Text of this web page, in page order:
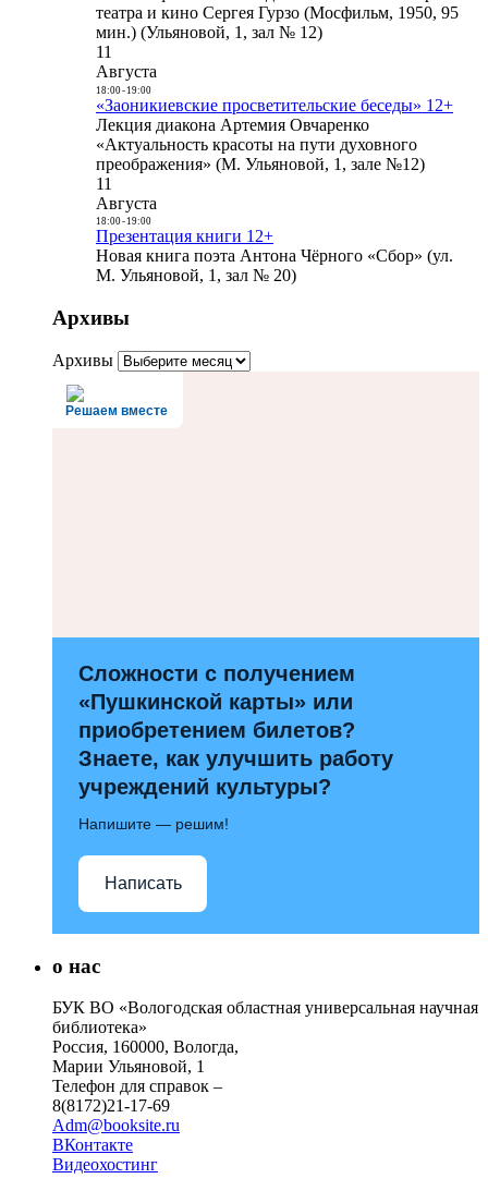
театра и кино Сергея Гурзо (Мосфильм, 1950, 95
мин.) (Ульяновой, 1, зал № 12)
11
Августа
18:00- 19:00
«Заоникиевские просветительские беседы» 12+
Лекция диакона Артемия Овчаренко
«Актуальность красоты на пути духовного
преображения» (М. Ульяновой, 1, зале №12)
11
Августа
18:00- 19:00
Презентация книги 12+
Новая книга поэта Антона Чёрного «Сбор» (ул.
М. Ульяновой, 1, зал № 20)
Архивы
Архивы
Решаем вместе
Сложности с получением
«Пушкинской карты» или
приобретением билетов?
Знаете, как улучшить работу
учреждений культуры?
Напишите — решим!
Написать
о нас
БУК ВО «Вологодская областная универсальная научная
библиотека»
Россия, 160000, Вологда,
Марии Ульяновой, 1
Телефон для справок –
8(8172)21-17-69
Adm@booksite.ru
ВКонтакте
Видеохостинг